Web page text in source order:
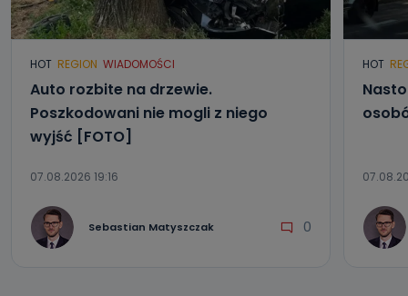
HOT REGION WIADOMOŚCI
Auto rozbite na drzewie.
Poszkodowani nie mogli z niego
wyjść [FOTO]
07.08.2026 19:16
Sebastian Matyszczak 0
HOT